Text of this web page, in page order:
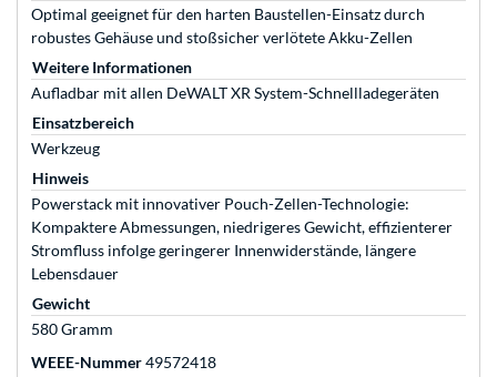
Optimal geeignet für den harten Baustellen-Einsatz durch
robustes Gehäuse und stoßsicher verlötete Akku-Zellen
Weitere Informationen
Aufladbar mit allen DeWALT XR System-Schnellladegeräten
Einsatzbereich
Werkzeug
Hinweis
Powerstack mit innovativer Pouch-Zellen-Technologie:
Kompaktere Abmessungen, niedrigeres Gewicht, effizienterer
Stromfluss infolge geringerer Innenwiderstände, längere
Lebensdauer
Gewicht
580 Gramm
WEEE-Nummer49572418